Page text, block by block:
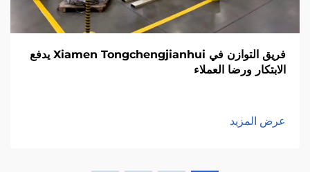
فريق التوازن في Xiamen Tongchengjianhui يدفع
الابتكار ورضا العملاء
عرض المزيد